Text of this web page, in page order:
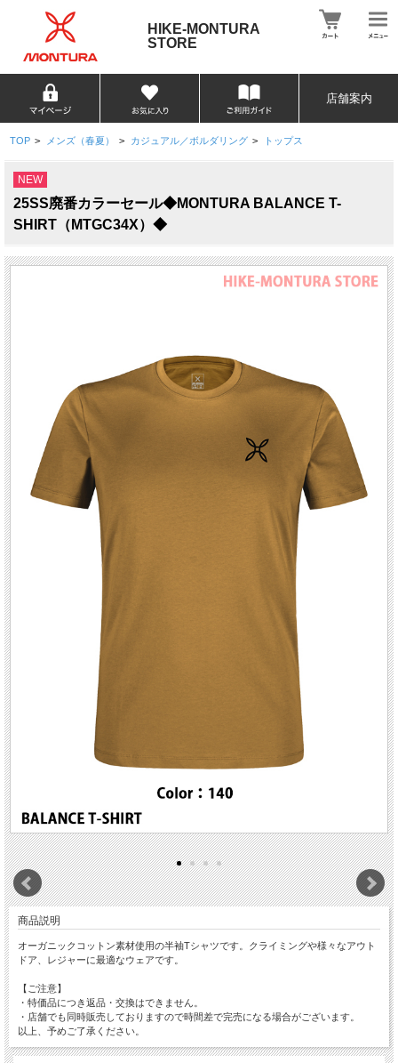
HIKE-MONTURA
STORE
店舗案内
TOP > メンズ（春夏） > カジュアル／ボルダリング > トップス
NEW
25SS廃番カラーセール◆MONTURA BALANCE T-
SHIRT（MTGC34X）◆
商品説明
オーガニックコットン素材使用の半袖Tシャツです。クライミングや様々なアウト
ドア、レジャーに最適なウェアです。
【ご注意】
・特価品につき返品・交換はできません。
・店舗でも同時販売しておりますので時間差で完売になる場合がございます。
以上、予めご了承ください。